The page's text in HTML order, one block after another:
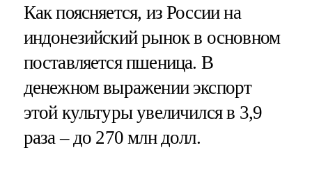
Как поясняется, из России на
индонезийский рынок в основном
поставляется пшеница. В
денежном выражении экспорт
этой культуры увеличился в 3,9
раза – до 270 млн долл.